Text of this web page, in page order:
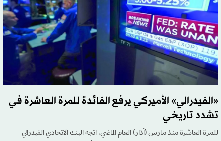
«الفيدرالي» الأميركي يرفع الفائدة للمرة العاشرة في
تشدد تاريخي
للمرة العاشرة منذ مارس (آذار) العام الماضي، اتجه البنك الاتحادي الفيدرالي